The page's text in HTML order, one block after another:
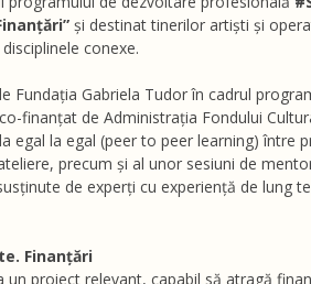
și destinat tinerilor artiști și
conexe.
Fundația Gabriela Tudor în cadrul
finanțat de Administrația Fondului
egal la egal (peer to peer learning) între
precum și al unor sesiuni de
de experți cu experiență de lung
Finanțări
un proiect relevant, capabil să atragă